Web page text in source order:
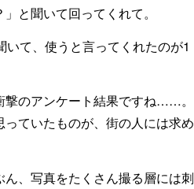
と聞いて回ってくれて。
て、使うと言ってくれたのが1
撃のアンケート結果ですね……。
ていたものが、街の人には求め
ん、写真をたくさん撮る層には刺